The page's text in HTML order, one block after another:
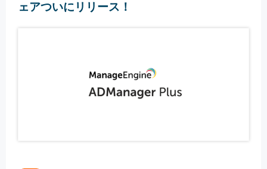
ェアついにリリース！